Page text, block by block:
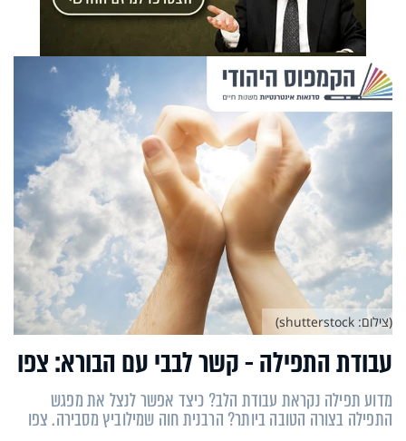
עבודת התפילה - קשר לבבי עם הבורא: צפו
מדוע תפילה נקראת עבודת הלב? כיצד אפשר לנצל את מפגש
התפילה בצורה הטובה ביותר? הרבנית חוה שמילוביץ מסבירה. צפו
(צילום: shutterstock)